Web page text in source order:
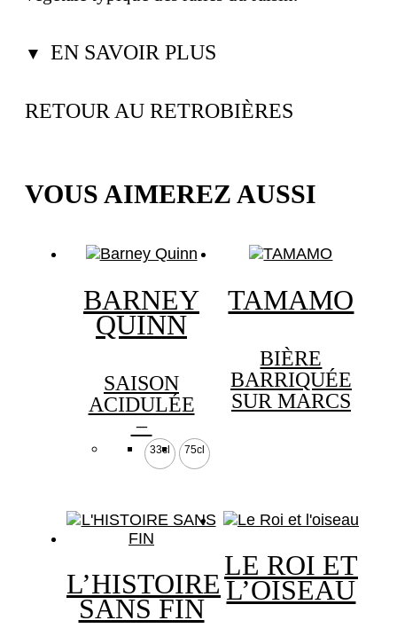
▼ EN SAVOIR PLUS
RETOUR AU RETROBIÈRES
VOUS AIMEREZ AUSSI
BARNEY
QUINN
SAISON
ACIDULÉE
–
de
prix :
à
6,50 €
Ce
produit
variations.
Les
peuvent
être
choisies
33cl 75cl
TAMAMO
BIÈRE
BARRIQUÉE
SUR MARCS
L’HISTOIRE
SANS FIN
LE ROI ET
L’OISEAU